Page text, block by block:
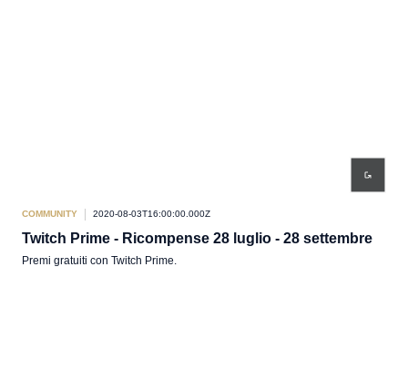
COMMUNITY 2020-08-03T16:00:00.000Z
Twitch Prime - Ricompense 28 luglio - 28 settembre
Premi gratuiti con Twitch Prime.